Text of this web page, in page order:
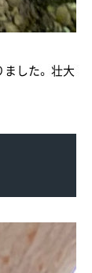
した。 壮大